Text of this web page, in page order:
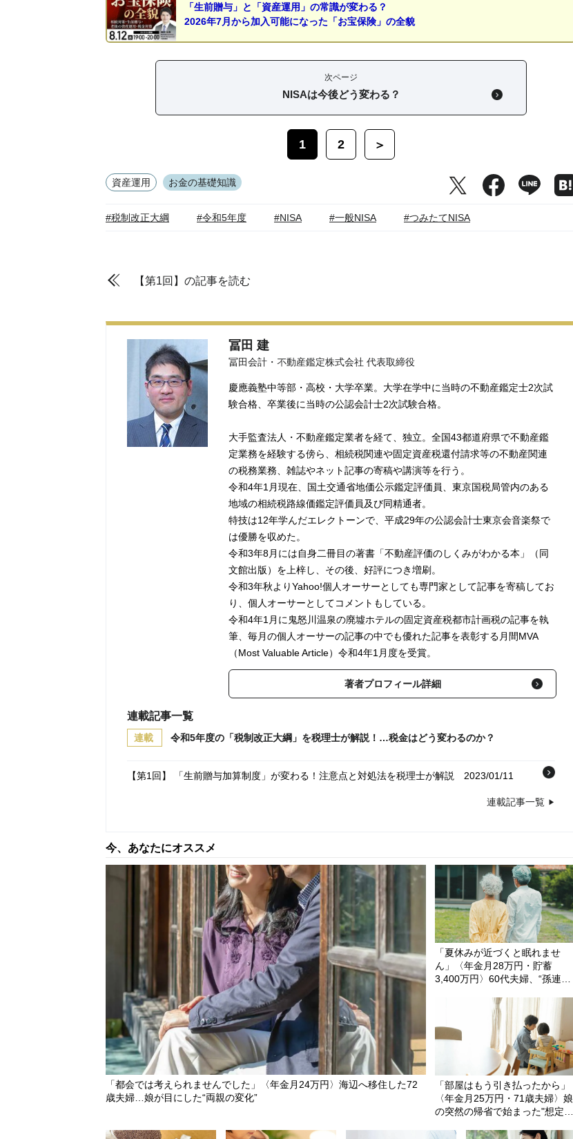
「生前贈与」と「資産運用」の常識が変わる？
2026年7月から加入可能になった「お宝保険」の全貌
次ページ
NISAは今後どう変わる？
1 2 ＞
資産運用 お金の基礎知識
#税制改正大綱 #令和5年度 #NISA #一般NISA #つみたてNISA
【第1回】の記事を読む
冨田 建
冨田会計・不動産鑑定株式会社 代表取締役
慶應義塾中等部・高校・大学卒業。大学在学中に当時の不動産鑑定士2次試
験合格、卒業後に当時の公認会計士2次試験合格。
大手監査法人・不動産鑑定業者を経て、独立。全国43都道府県で不動産鑑
定業務を経験する傍ら、相続税関連や固定資産税還付請求等の不動産関連
の税務業務、雑誌やネット記事の寄稿や講演等を行う。
令和4年1月現在、国土交通省地価公示鑑定評価員、東京国税局管内のある
地域の相続税路線価鑑定評価員及び同精通者。
特技は12年学んだエレクトーンで、平成29年の公認会計士東京会音楽祭で
は優勝を収めた。
令和3年8月には自身二冊目の著書「不動産評価のしくみがわかる本」（同
文館出版）を上梓し、その後、好評につき増刷。
令和3年秋よりYahoo!個人オーサーとしても専門家として記事を寄稿してお
り、個人オーサーとしてコメントもしている。
令和4年1月に鬼怒川温泉の廃墟ホテルの固定資産税都市計画税の記事を執
筆、毎月の個人オーサーの記事の中でも優れた記事を表彰する月間MVA
（Most Valuable Article）令和4年1月度を受賞。
著者プロフィール詳細
連載記事一覧
連載 令和5年度の「税制改正大綱」を税理士が解説！…税金はどう変わるのか？
【第1回】 「生前贈与加算制度」が変わる！注意点と対処法を税理士が解説 2023/01/11
連載記事一覧
今、あなたにオススメ
「都会では考えられませんでした」〈年金月24万円〉海辺へ移住した72
歳夫婦…娘が目にした“両親の変化”
「夏休みが近づくと眠れませ
ん」〈年金月28万円・貯蓄
3,400万円〉60代夫婦、“孫連れ
「部屋はもう引き払ったから」
〈年金月25万円・71歳夫婦〉娘
の突然の帰省で始まった"想定外